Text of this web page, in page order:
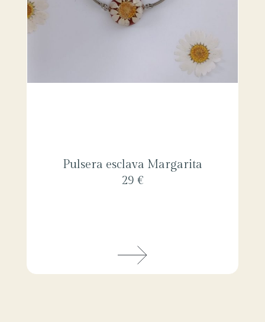
Pulsera esclava Margarita
29 €